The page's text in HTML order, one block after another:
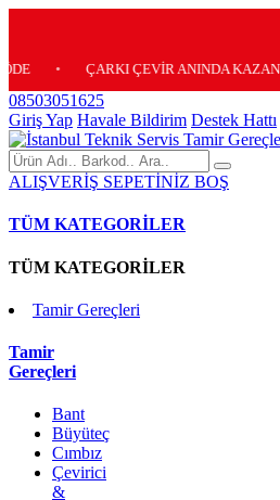
• ÇARKI ÇEVİR ANINDA KAZAN •
08503051625
Giriş Yap Havale Bildirim Destek Hattı
ALIŞVERİŞ SEPETİNİZ BOŞ
TÜM KATEGORİLER
TÜM KATEGORİLER
Tamir Gereçleri
Tamir
Gereçleri
Bant
Büyüteç
Cımbız
Çevirici
&